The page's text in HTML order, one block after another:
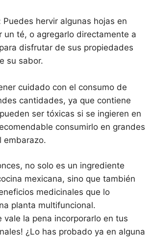
Puedes hervir algunas hojas en
un té, o agregarlo directamente a
disfrutar de sus propiedades
su sabor.
cuidado con el consumo de
cantidades, ya que contiene
ser tóxicas si se ingieren en
consumirlo en grandes
embarazo.
no solo es un ingrediente
mexicana, sino que también
medicinales que lo
planta multifuncional.
vale la pena incorporarlo en tus
¿Lo has probado ya en alguna